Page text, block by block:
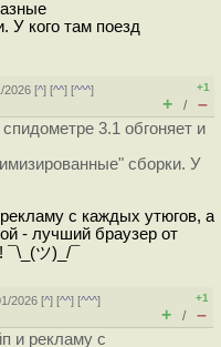
У кого там поезд
2026 [^] [^^] [^^^]
+1
+ / –
3.1 обгоняет и
сборки. У
с каждых утюгов, а
- лучший браузер от
ツ)_/¯
2026 [^] [^^] [^^^]
+1
+ / –
и рекламу с